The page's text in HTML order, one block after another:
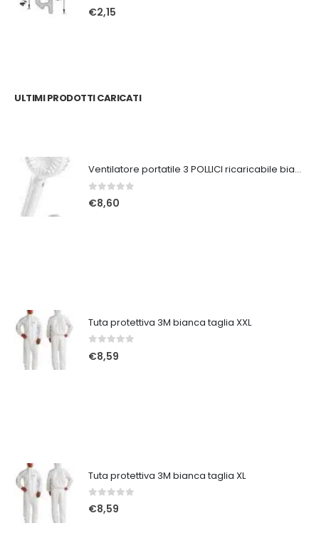
Su 5
€2,15
ULTIMI PRODOTTI CARICATI
Ventilatore portatile 3 POLLICI ricaricabile bianco
Su 5
€8,60
Tuta protettiva 3M bianca taglia XXL
Su 5
€8,59
Tuta protettiva 3M bianca taglia XL
0Su 5
€8,59